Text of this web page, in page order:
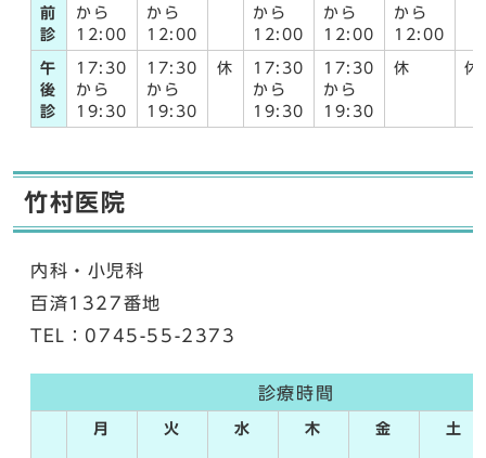
前
診
から
12:00
から
12:00
から
12:00
から
12:00
から
12:00
午
後
診
17:30
から
19:30
17:30
から
19:30
休
17:30
から
19:30
17:30
から
19:30
休 休
竹村医院
内科・小児科
百済1327番地
TEL：0745-55-2373
診療時間
月 火 水 木 金 土